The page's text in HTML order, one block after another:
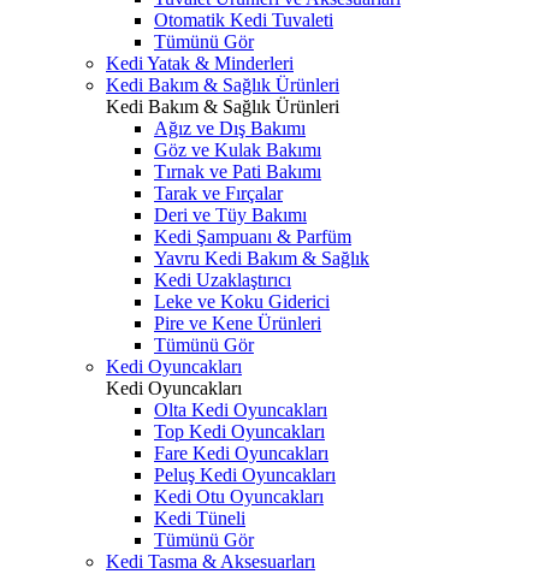
Otomatik Kedi Tuvaleti
Tümünü Gör
Kedi Yatak & Minderleri
Kedi Bakım & Sağlık Ürünleri
Kedi Bakım & Sağlık Ürünleri
Ağız ve Dış Bakımı
Göz ve Kulak Bakımı
Tırnak ve Pati Bakımı
Tarak ve Fırçalar
Deri ve Tüy Bakımı
Kedi Şampuanı & Parfüm
Yavru Kedi Bakım & Sağlık
Kedi Uzaklaştırıcı
Leke ve Koku Giderici
Pire ve Kene Ürünleri
Tümünü Gör
Kedi Oyuncakları
Kedi Oyuncakları
Olta Kedi Oyuncakları
Top Kedi Oyuncakları
Fare Kedi Oyuncakları
Peluş Kedi Oyuncakları
Kedi Otu Oyuncakları
Kedi Tüneli
Tümünü Gör
Kedi Tasma & Aksesuarları